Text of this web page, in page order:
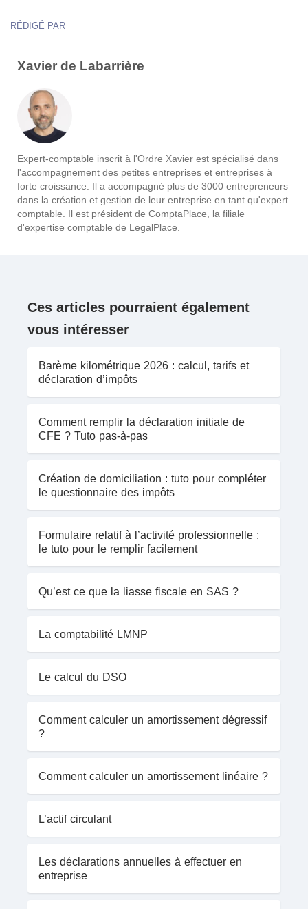
RÉDIGÉ PAR
Xavier de Labarrière
Expert-comptable inscrit à l'Ordre Xavier est spécialisé dans
l'accompagnement des petites entreprises et entreprises à
forte croissance. Il a accompagné plus de 3000 entrepreneurs
dans la création et gestion de leur entreprise en tant qu'expert
comptable. Il est président de ComptaPlace, la filiale
d'expertise comptable de LegalPlace.
Ces articles pourraient également
vous intéresser
Barème kilométrique 2026 : calcul, tarifs et
déclaration d’impôts
Comment remplir la déclaration initiale de
CFE ? Tuto pas-à-pas
Création de domiciliation : tuto pour compléter
le questionnaire des impôts
Formulaire relatif à l’activité professionnelle :
le tuto pour le remplir facilement
Qu’est ce que la liasse fiscale en SAS ?
La comptabilité LMNP
Le calcul du DSO
Comment calculer un amortissement dégressif
?
Comment calculer un amortissement linéaire ?
L’actif circulant
Les déclarations annuelles à effectuer en
entreprise